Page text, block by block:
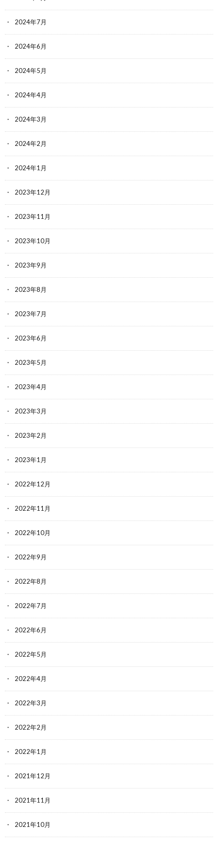
2024年7月
2024年6月
2024年5月
2024年4月
2024年3月
2024年2月
2024年1月
2023年12月
2023年11月
2023年10月
2023年9月
2023年8月
2023年7月
2023年6月
2023年5月
2023年4月
2023年3月
2023年2月
2023年1月
2022年12月
2022年11月
2022年10月
2022年9月
2022年8月
2022年7月
2022年6月
2022年5月
2022年4月
2022年3月
2022年2月
2022年1月
2021年12月
2021年11月
2021年10月